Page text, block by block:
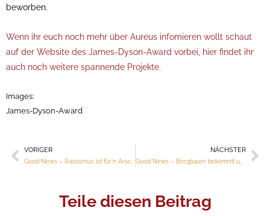
beworben.
Wenn ihr euch noch mehr über Aureus infomieren wollt schaut
auf der Website des James-Dyson-Award vorbei, hier findet ihr
auch noch weitere spannende Projekte.
Images:
James-Dyson-Award
Zurück
VORIGER NÄCHSTER
Good News – Bergbauer bekommt unerwartete Hilfe
Teile diesen Beitrag